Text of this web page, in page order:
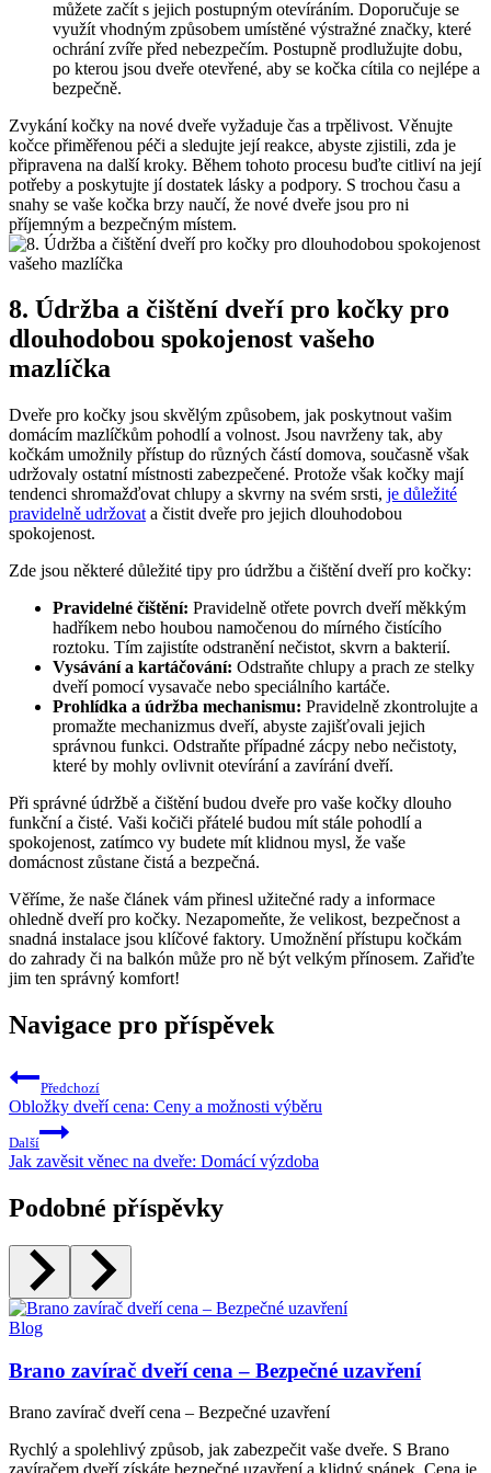
můžete začít s jejich postupným otevíráním. Doporučuje se
využít vhodným‌ způsobem umístěné ‌výstražné značky, které
⁤ochrání‍ zvíře⁣ před nebezpečím. Postupně prodlužujte dobu,
⁤po kterou jsou ⁤dveře otevřené, aby se kočka ⁣cítila co nejlépe a
bezpečně.
Zvykání kočky ⁤na nové​ dveře vyžaduje čas a trpělivost. Věnujte⁢
kočce​ přiměřenou péči a sledujte její reakce, ⁤abyste zjistili, zda ⁤je
připravena na další kroky. ⁤Během ⁣tohoto procesu‍ buďte citliví na její
potřeby ⁣a poskytujte jí dostatek lásky a podpory. S trochou času a
snahy se vaše kočka brzy naučí, ⁣že ⁢nové dveře jsou pro ni
příjemným a bezpečným místem.
8. Údržba a čištění ⁣dveří pro‌ kočky pro
dlouhodobou spokojenost ​vašeho
mazlíčka
Dveře⁣ pro kočky jsou skvělým⁣ způsobem, jak poskytnout vašim
domácím mazlíčkům pohodlí ‍a volnost. Jsou navrženy tak, aby
kočkám⁢ umožnily ⁢přístup‍ do různých částí domova, současně však
udržovaly ostatní místnosti zabezpečené. Protože⁣ však kočky mají
tendenci shromažďovat chlupy a skvrny na⁣ svém srsti, je důležité
pravidelně udržovat a čistit dveře pro jejich dlouhodobou‍
spokojenost.
Zde jsou některé ​důležité tipy pro údržbu a čištění dveří pro kočky:
Pravidelné čištění: Pravidelně otřete povrch dveří​ měkkým
hadříkem nebo houbou ​namočenou‌ do mírného čistícího
⁣roztoku. Tím zajistíte odstranění nečistot, skvrn ⁣a bakterií.
Vysávání a ‍kartáčování: Odstraňte chlupy a prach ze stelky
dveří‌ pomocí vysavače ‍nebo speciálního kartáče.
Prohlídka a ‌údržba mechanismu: Pravidelně zkontrolujte a
promažte mechanizmus dveří,⁣ abyste⁢ zajišťovali jejich
správnou funkci. Odstraňte případné zácpy nebo nečistoty,
které by mohly ovlivnit‌ otevírání a zavírání dveří.
Při správné údržbě ​a ⁣čištění budou dveře pro vaše kočky ⁢dlouho
funkční a čisté. Vaši kočiči přátelé budou mít stále pohodlí a
spokojenost, zatímco⁣ vy budete ‌mít klidnou mysl, že ‌vaše
domácnost zůstane čistá a bezpečná.
Věříme, že naše článek vám ‍přinesl užitečné rady a informace
ohledně dveří pro‌ kočky. Nezapomeňte, že velikost, bezpečnost a
snadná instalace ‌jsou klíčové ‍faktory. ​Umožnění přístupu kočkám
do zahrady ‍či na balkón může pro ​ně být velkým přínosem. Zařiďte
jim ten správný ​komfort! ⁤
Navigace pro příspěvek
Předchozí
Obložky dveří cena: Ceny a možnosti výběru
Další
Jak zavěsit věnec na dveře: Domácí výzdoba
Podobné příspěvky
Blog
Brano zavírač dveří cena – Bezpečné uzavření
Brano zavírač dveří cena – Bezpečné uzavření
Rychlý a spolehlivý způsob, jak zabezpečit vaše dveře. S Brano